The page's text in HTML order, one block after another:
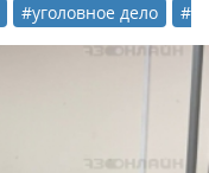
#уголовное дело